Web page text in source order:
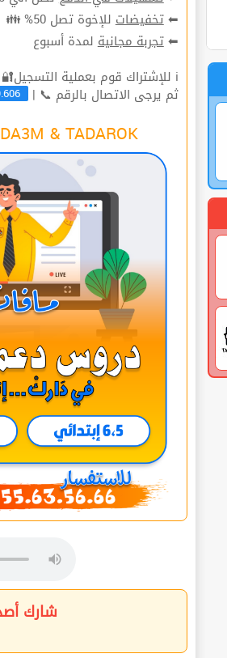
⬅تخفيضاتللإخوة تصل 50% 👪
⬅تجربة مجانيةلمدة أسبوع
ℹ للإشتراك قوم بعملية التسجيل🔐 في الموقع |
ثم يرجى الاتصال بالرقم 📞 |
& TADAROK
شارك